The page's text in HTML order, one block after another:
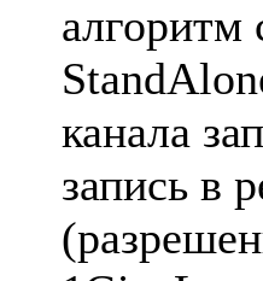
алгоритм
канала
запись в